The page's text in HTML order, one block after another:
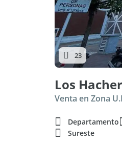
23
Los
Venta en Zona
Departamento
Sureste